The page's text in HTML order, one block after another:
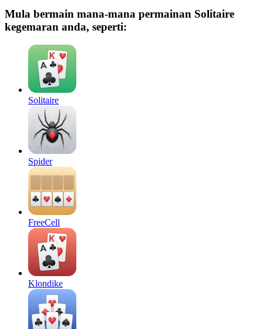
Mula bermain mana-mana permainan Solitaire
kegemaran anda, seperti:
Solitaire
Spider
FreeCell
Klondike